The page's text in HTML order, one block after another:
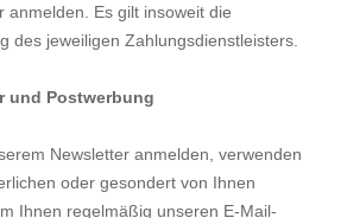
anmelden. Es gilt insoweit die
des jeweiligen Zahlungsdienstleisters.
und Postwerbung
Newsletter anmelden, verwenden
oder gesondert von Ihnen
Ihnen regelmäßig unseren E-Mail-